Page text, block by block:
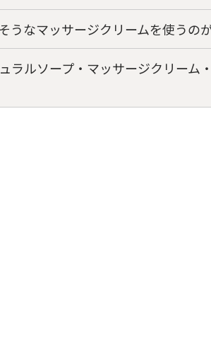
うなマッサージクリームを使うのが
ラルソープ・マッサージクリー